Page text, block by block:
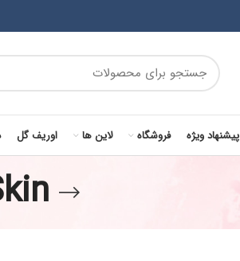
پیشنهاد ویژه فروشگاه لاین ها اوریف گل